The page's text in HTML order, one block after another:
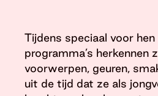
Tijdens speciaal voor
programma’s herkennen
voorwerpen, geuren,
uit de tijd dat ze als